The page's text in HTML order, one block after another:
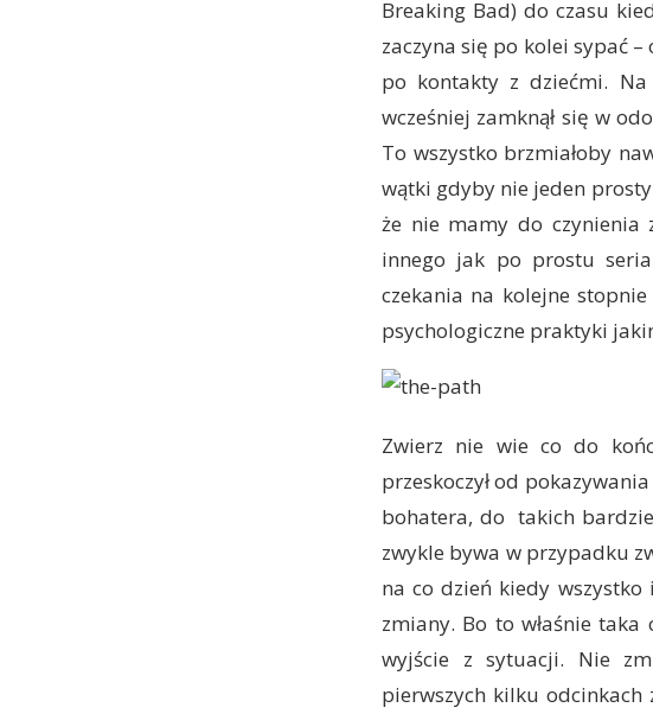
Breaking Bad) do czasu
zaczyna się po kolei sypać –
po kontakty z dziećmi.
wcześniej zamknął się w
To wszystko brzmiałoby
wątki gdyby nie jeden prosty
że nie mamy do czynienia
innego jak po prostu
czekania na kolejne
psychologiczne praktyki
Zwierz nie wie co do
przeskoczył od
bohatera, do takich
zwykle bywa w przypadku
na co dzień kiedy
zmiany. Bo to właśnie
wyjście z sytuacji. Nie
pierwszych kilku